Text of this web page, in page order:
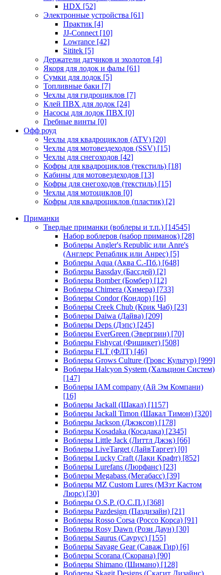
HDX [52]
Электронные устройства [61]
Практик [4]
JJ-Connect [10]
Lowrance [42]
Sititek [5]
Держатели датчиков и эхолотов [4]
Якоря для лодок и фалы [61]
Сумки для лодок [5]
Топливные баки [7]
Чехлы для гидроциклов [7]
Клей ПВХ для лодок [24]
Насосы для лодок ПВХ [0]
Гребные винты [0]
Офф роуд
Чехлы для квадроциклов (ATV) [20]
Чехлы для мотовездеходов (SSV) [15]
Чехлы для снегоходов [42]
Кофры для квадроциклов (текстиль) [18]
Кабины для мотовездеходов [13]
Кофры для снегоходов (текстиль) [15]
Чехлы для мотоциклов [0]
Кофры для квадроциклов (пластик) [2]
Приманки
Твердые приманки (воблеры и т.п.) [14545]
Набор воблеров (набор приманок) [28]
Воблеры Angler's Republic или Anre's
(Англерс Репаблик или Анрес) [5]
Воблеры Aqua (Аква С.-Пб.) [648]
Воблеры Bassday (Бассдей) [2]
Воблеры Bomber (Бомбер) [12]
Воблеры Chimera (Химера) [733]
Воблеры Condor (Кондор) [16]
Воблеры Creek Chub (Крик Чаб) [23]
Воблеры Daiwa (Дайва) [209]
Воблеры Deps (Дэпс) [245]
Воблеры EverGreen (Эвергрин) [70]
Воблеры Fishycat (Фишикет) [508]
Воблеры FLT (ФЛТ) [46]
Воблеры Grows Culture (Гровс Культур) [999]
Воблеры Halcyon System (Хальцион Систем)
[147]
Воблеры IAM company (Ай Эм Компани)
[16]
Воблеры Jackall (Шакал) [1157]
Воблеры Jackall Timon (Шакал Тимон) [320]
Воблеры Jackson (Джэксон) [178]
Воблеры Kosadaka (Косадака) [2345]
Воблеры Little Jack (Литтл Джэк) [66]
Воблеры LiveTarget (ЛайвТаргет) [0]
Воблеры Lucky Craft (Лаки Крафт) [852]
Воблеры Lurefans (Люрфанс) [23]
Воблеры Megabass (Мегабасс) [39]
Воблеры MZ Custom Lures (МЗэт Кастом
Люрс) [30]
Воблеры O.S.P. (О.С.П.) [368]
Воблеры Pazdesign (Паздизайн) [21]
Воблеры Rosso Corsa (Россо Корса) [91]
Воблеры Rosy Dawn (Рози Даун) [30]
Воблеры Saurus (Саурус) [155]
Воблеры Savage Gear (Саваж Гир) [6]
Воблеры Scorana (Скорана) [90]
Воблеры Shimano (Шимано) [128]